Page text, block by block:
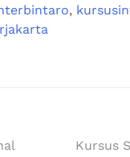
,
Kursus